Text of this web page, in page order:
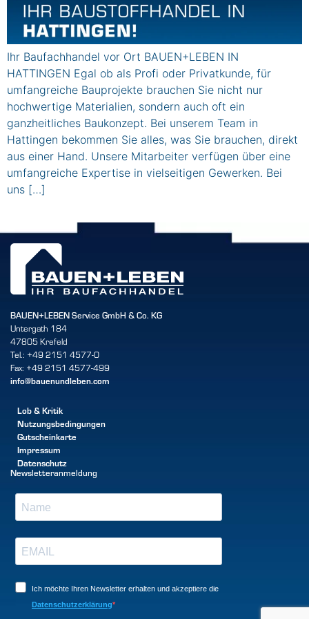
Ihr Baufachhandel vor Ort BAUEN+LEBEN IN
HATTINGEN Egal ob als Profi oder Privatkunde, für
umfangreiche Bauprojekte brauchen Sie nicht nur
hochwertige Materialien, sondern auch oft ein
ganzheitliches Baukonzept. Bei unserem Team in
Hattingen bekommen Sie alles, was Sie brauchen, direkt
aus einer Hand. Unsere Mitarbeiter verfügen über eine
umfangreiche Expertise in vielseitigen Gewerken. Bei
uns […]
BAUEN+LEBEN Service GmbH & Co. KG
Untergath 184
47805 Krefeld
Tel.: +49 2151 4577-0
Fax: +49 2151 4577-499
info@bauenundleben.com
Lob & Kritik
Nutzungsbedingungen
Gutscheinkarte
Impressum
Datenschutz
Newsletteranmeldung
Ich möchte Ihren Newsletter erhalten und akzeptiere die
Datenschutzerklärung